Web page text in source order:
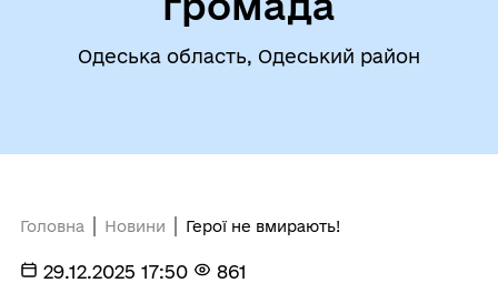
Одеська область, Одеський район
Головна Новини Герої не вмирають!
29.12.2025 17:50 861